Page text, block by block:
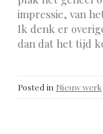
impressie, van
Ik denk er
dan dat het tijd
Posted in Nieuw werk